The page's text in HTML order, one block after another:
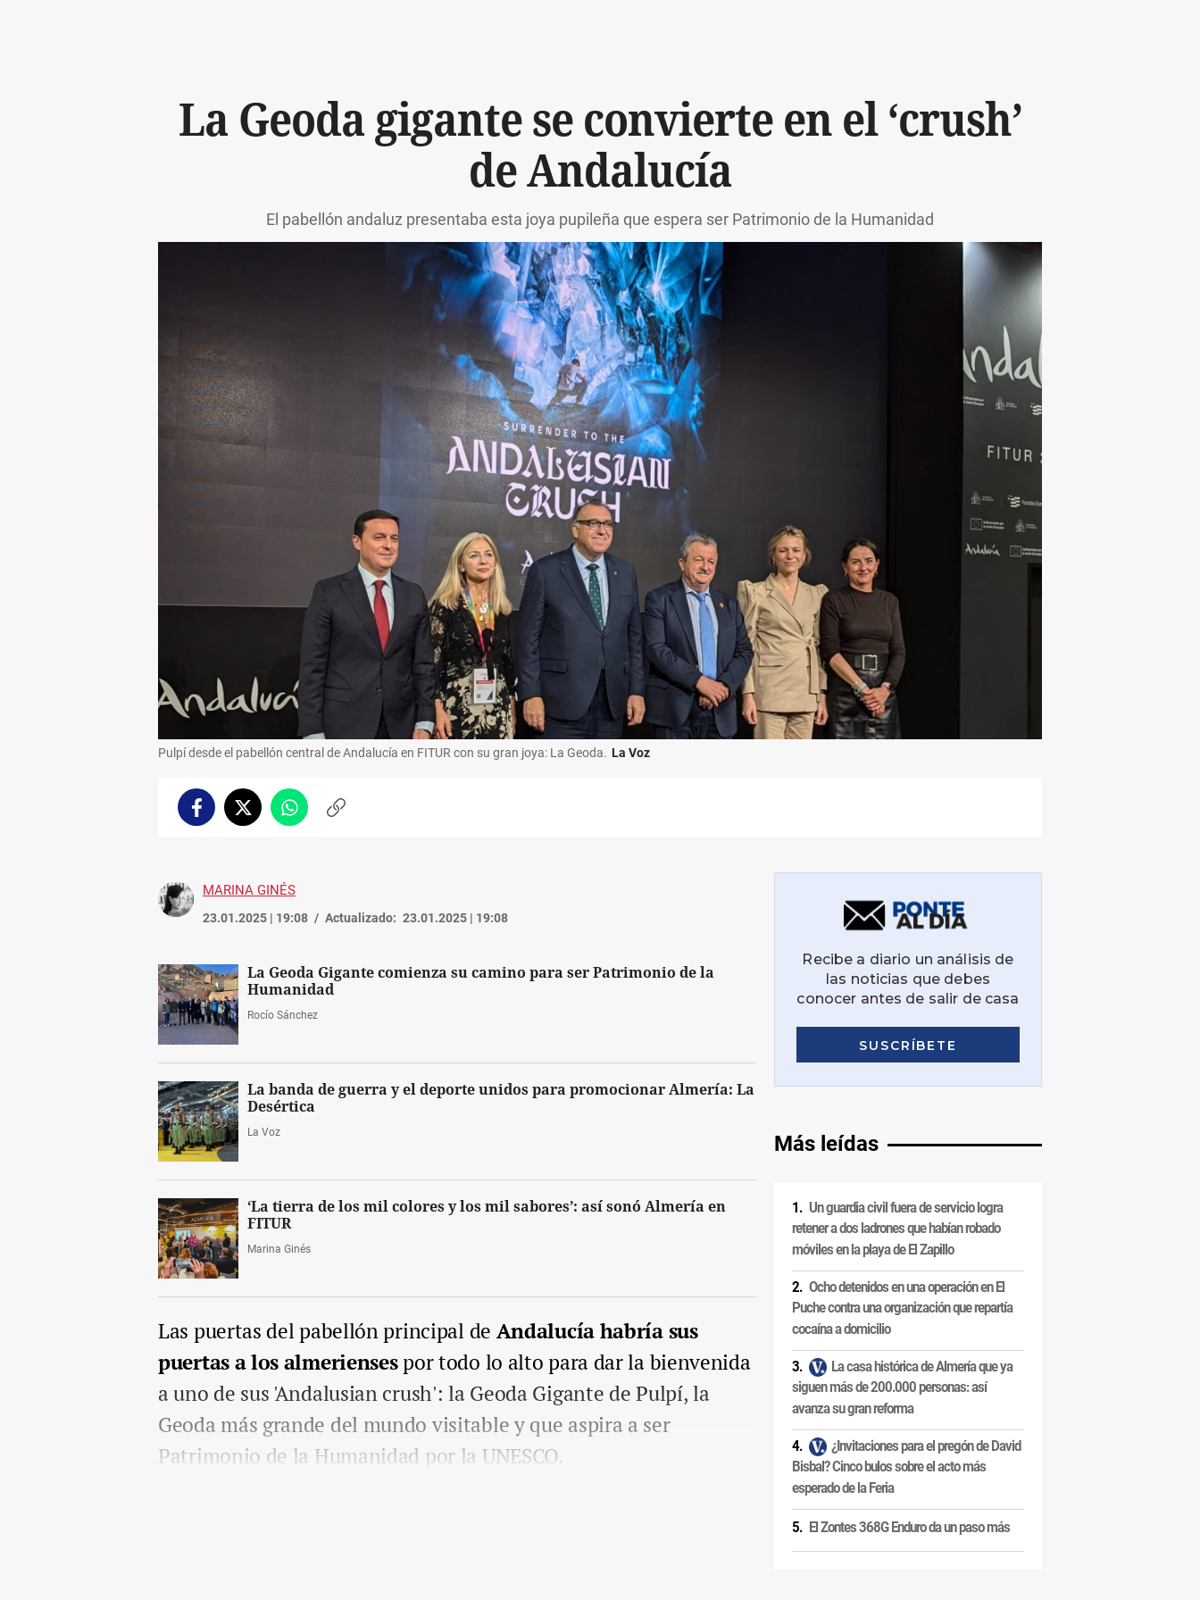
La Geoda gigante se convierte en el ‘crush’
de Andalucía
El pabellón andaluz presentaba esta joya pupileña que espera ser Patrimonio de la Humanidad
Pulpí desde el pabellón central de Andalucía en FITUR con su gran joya: La Geoda. La Voz
FacebookTwitterWhatsappCopiar
MARINA GINÉS
23.01.2025 | 19:08 Actualizado: 23.01.2025 | 19:08
La Geoda Gigante comienza su camino para ser Patrimonio de la
Humanidad
Rocío Sánchez
La banda de guerra y el deporte unidos para promocionar Almería: La
Desértica
La Voz
‘La tierra de los mil colores y los mil sabores’: así sonó Almería en
FITUR
Marina Ginés
Las puertas del pabellón principal de Andalucía habría sus
puertas a los almeriensespor todo lo alto para dar la bienvenida
a uno de sus 'Andalusian crush': la Geoda Gigante de Pulpí, la
Geoda más grande del mundo visitable y que aspira a ser
Patrimonio de la Humanidad por la UNESCO.
Más leídas
Un guardia civil fuera de servicio logra
retener a dos ladrones que habían robado
móviles en la playa de El Zapillo
Ocho detenidos en una operación en El
Puche contra una organización que repartía
cocaína a domicilio
La casa histórica de Almería que ya
siguen más de 200.000 personas: así
avanza su gran reforma
¿Invitaciones para el pregón de David
Bisbal? Cinco bulos sobre el acto más
esperado de la Feria
El Zontes 368G Enduro da un paso más